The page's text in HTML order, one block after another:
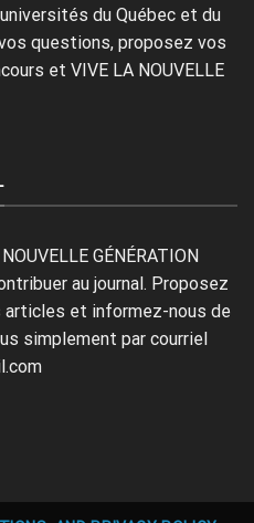
du Québec et du
questions, proposez vos
et VIVE LA NOUVELLE
GÉNÉRATION
au journal. Proposez
articles et informez-nous de
simplement par courriel